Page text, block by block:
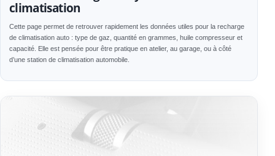
climatisation
Cette page permet de retrouver rapidement les données utiles pour la recharge
de climatisation auto : type de gaz, quantité en grammes, huile compresseur et
capacité. Elle est pensée pour être pratique en atelier, au garage, ou à côté
d’une station de climatisation automobile.